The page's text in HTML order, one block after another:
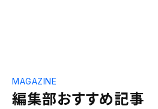
編集部おすすめ記事
MAGAZINE